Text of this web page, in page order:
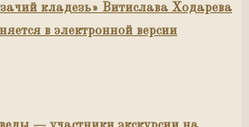
кладезь» Витислава Ходарева
в электронной версии